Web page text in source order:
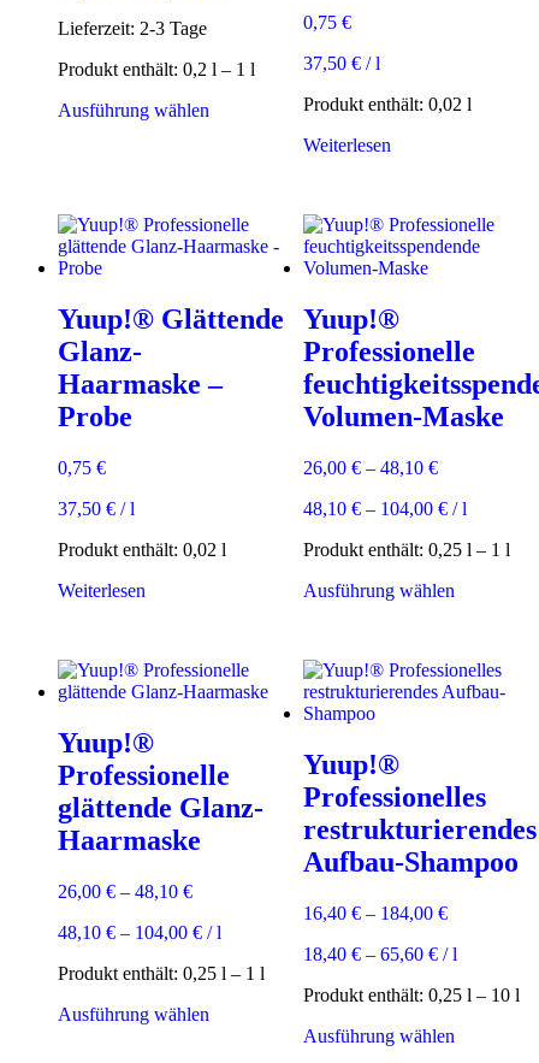
Lieferzeit: 2-3 Tage
Produkt enthält: 0,2 l – 1 l
Ausführung wählen
auf.
Die
der
werden
0,75 €
37,50 €/l
Produkt enthält: 0,02 l
Weiterlesen
Yuup!® Glättende
Glanz-
Haarmaske –
Probe
0,75 €
37,50 € /l
Produkt enthält: 0,02 l
Weiterlesen
Yuup!®
Professionelle
Volumen-Maske
26,00 €– 48,10 €
48,10 €– 104,00 €/l
Produkt enthält: 0,25 l – 1 l
Ausführung wählenDieses
Varianten
auf.
auf
der
werden
Yuup!®
Professionelle
glättende Glanz-
Haarmaske
26,00 € – 48,10 €
48,10 € – 104,00 € /l
Produkt enthält: 0,25 l – 1 l
Ausführung wählen
Yuup!®
Professionelles
restrukturierendes
Aufbau-Shampoo
16,40 €– 184,00 €
18,40 €– 65,60 €/l
Produkt enthält: 0,25 l – 10 l
Ausführung wählenDieses